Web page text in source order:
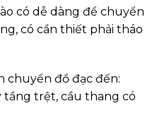
có dễ dàng để chuyển
có cần thiết phải tháo
chuyển đồ đạc đến:
tầng trệt, cầu thang có